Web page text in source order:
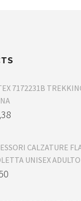
7172231B
CALZATURE
UNISEX ADULTO